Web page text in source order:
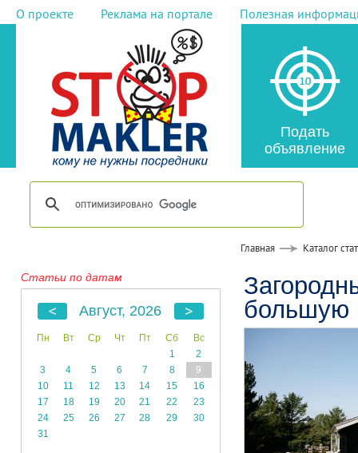
О проекте Реклама на портале Полезная
Подать
объявление
Главная Каталог
Статьи по датам
Август, 2026
Пн Вт Ср Чт Пт Сб
Вс
1
2
3
4 5 6 7 8
9
10
11 12 13 14 15
16
17
18 19 20 21 22
23
24
25 26 27 28 29
30
31
большую